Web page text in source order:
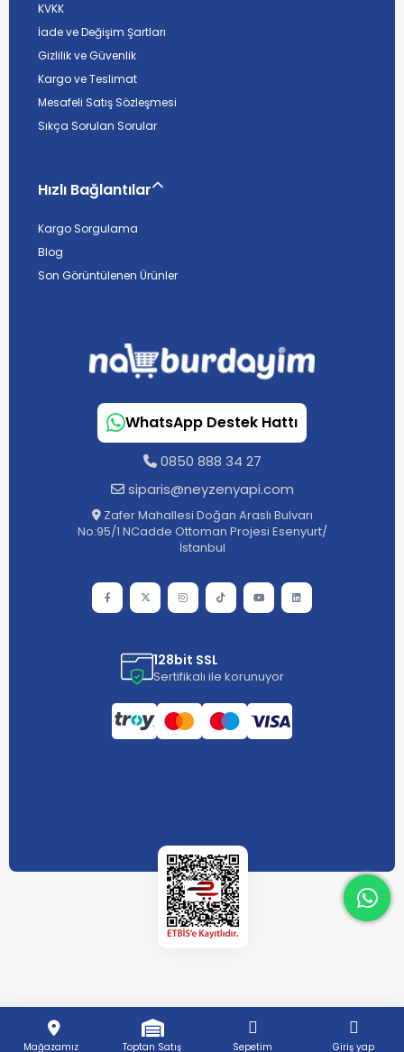
Mağazamız Toptan Satış Sepetim Giriş yap
KVKK
İade ve Değişim Şartları
Gizlilik ve Güvenlik
Kargo ve Teslimat
Mesafeli Satış Sözleşmesi
Sıkça Sorulan Sorular
Hızlı Bağlantılar
Kargo Sorgulama
Blog
Son Görüntülenen Ürünler
WhatsApp Destek Hattı
0850 888 34 27
siparis@neyzenyapi.com
Zafer Mahallesi Doğan Araslı Bulvarı
No:95/1 NCadde Ottoman Projesi Esenyurt/
İstanbul
128bit SSL
Sertifikalı ile korunuyor